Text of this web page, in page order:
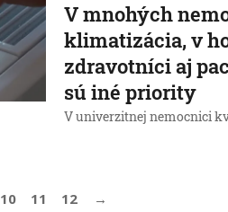
V mnohých
klimatizácia, v
zdravotníci aj
sú iné priority
V univerzitnej nemocnici
10 11 12 →